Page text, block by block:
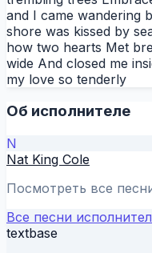
and I came wandering
shore was kissed by
how two hearts Met
wide And closed me
my love so tenderly
Об исполнителе
N
Nat King Cole
Посмотреть все
Все песни
textbase